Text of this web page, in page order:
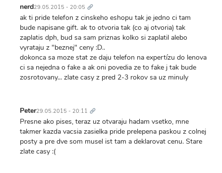
nerd29.05.2015 - 20:05 odkaz
ak ti pride telefon z cinskeho eshopu tak je jedno ci tam
bude napisane gift. ak to otvoria tak (co aj otvoria) tak
zaplatis dph, bud sa sam priznas kolko si zaplatil alebo
vyrataju z "beznej" ceny :D..
dokonca sa moze stat ze daju telefon na expertízu do lenova
ci sa nejedna o fake a ak oni povedia ze to fake j tak bude
zosrotovany... zlate casy z pred 2-3 rokov sa uz minuly
Peter29.05.2015 - 20:11 odkaz
Presne ako pises, teraz uz otvaraju hadam vsetko, mne
takmer kazda vacsia zasielka pride prelepena paskou z colnej
posty a pre dve som musel ist tam a deklarovat cenu. Stare
zlate casy :(